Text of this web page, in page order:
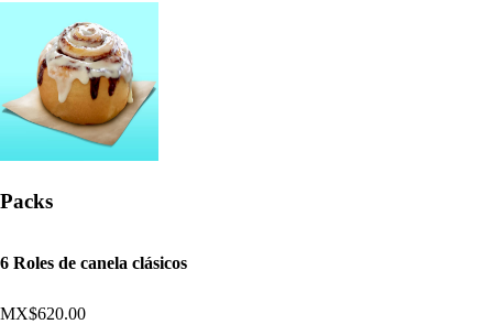
Packs
6 Roles de canela clásicos
MX$620.00